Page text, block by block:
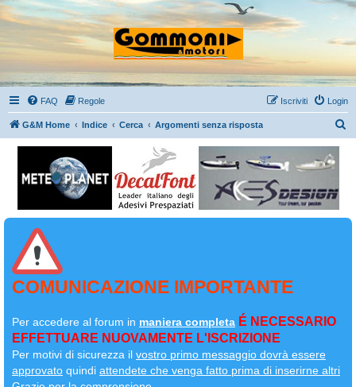
FAQ Regole Login
Iscriviti
G&M Home Indice Cerca Argomenti senza risposta
COMUNICAZIONE IMPORTANTE
Per accedere al forum in maniera completa É NECESSARIO
EFFETTUARE NUOVAMENTE L'ISCRIZIONE
Per motivi di sicurezza il vostro primo messaggio dovrà essere
approvato quindi attendete che venga fatto prima di inserirne altri